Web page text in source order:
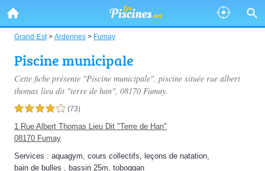
Grand-Est> Ardennes > Fumay
Piscine municipale
Cette fiche présente "Piscine municipale", piscine située rue albert
thomas lieu dit "terre de han", 08170 Fumay.
4,0 étoiles sur 5 (73)
1 Rue Albert Thomas Lieu Dit "Terre de Han"
08170 Fumay
Services : aquagym, cours collectifs, leçons de natation,
bain de bulles , bassin 25m, toboggan